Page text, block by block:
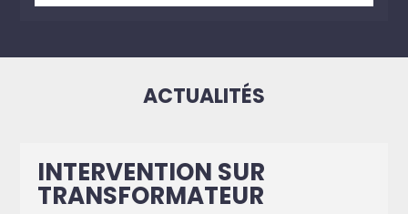
ACTUALITÉS
INTERVENTION SUR
TRANSFORMATEUR